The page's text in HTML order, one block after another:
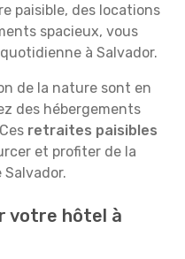
paisible, des locations
spacieux, vous
à Salvador.
de la nature sont en
des hébergements
retraites paisibles
et profiter de la
votre hôtel à